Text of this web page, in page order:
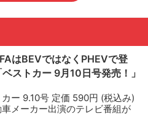
はBEVではなくPHEVで登
ストカー 9月10日号発売！」
ー 9.10号 定価 590円 (税込み)
メーカー出演のテレビ番組が